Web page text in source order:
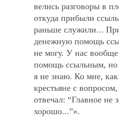
велись разговоры в
откуда прибыли
раньше служили...
денежную помощь
не могу. У нас вообще
помощь ссыльным, но
я не знаю. Ко мне,
крестьяне с
отвечал: “Главное не
хорошо...”».